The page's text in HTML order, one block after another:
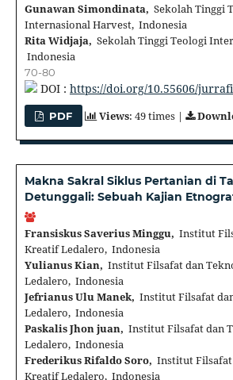
Gunawan Simondinata, Sekolah Tinggi
Internasional Harvest, Indonesia
Rita Widjaja, Sekolah Tinggi Teologi
Indonesia
70-80
DOI : https://doi.org/10.55606/
PDF Views: 49 times |
Makna Sakral Siklus Pertanian di
Detunggali: Sebuah Kajian
Fransiskus Saverius Minggu, Institut
Kreatif Ledalero, Indonesia
Yulianus Kian, Institut Filsafat dan
Ledalero, Indonesia
Jefrianus Ulu Manek, Institut Filsafat
Ledalero, Indonesia
Paskalis Jhon juan, Institut Filsafat dan
Ledalero, Indonesia
Frederikus Rifaldo Soro, Institut
Kreatif Ledalero, Indonesia